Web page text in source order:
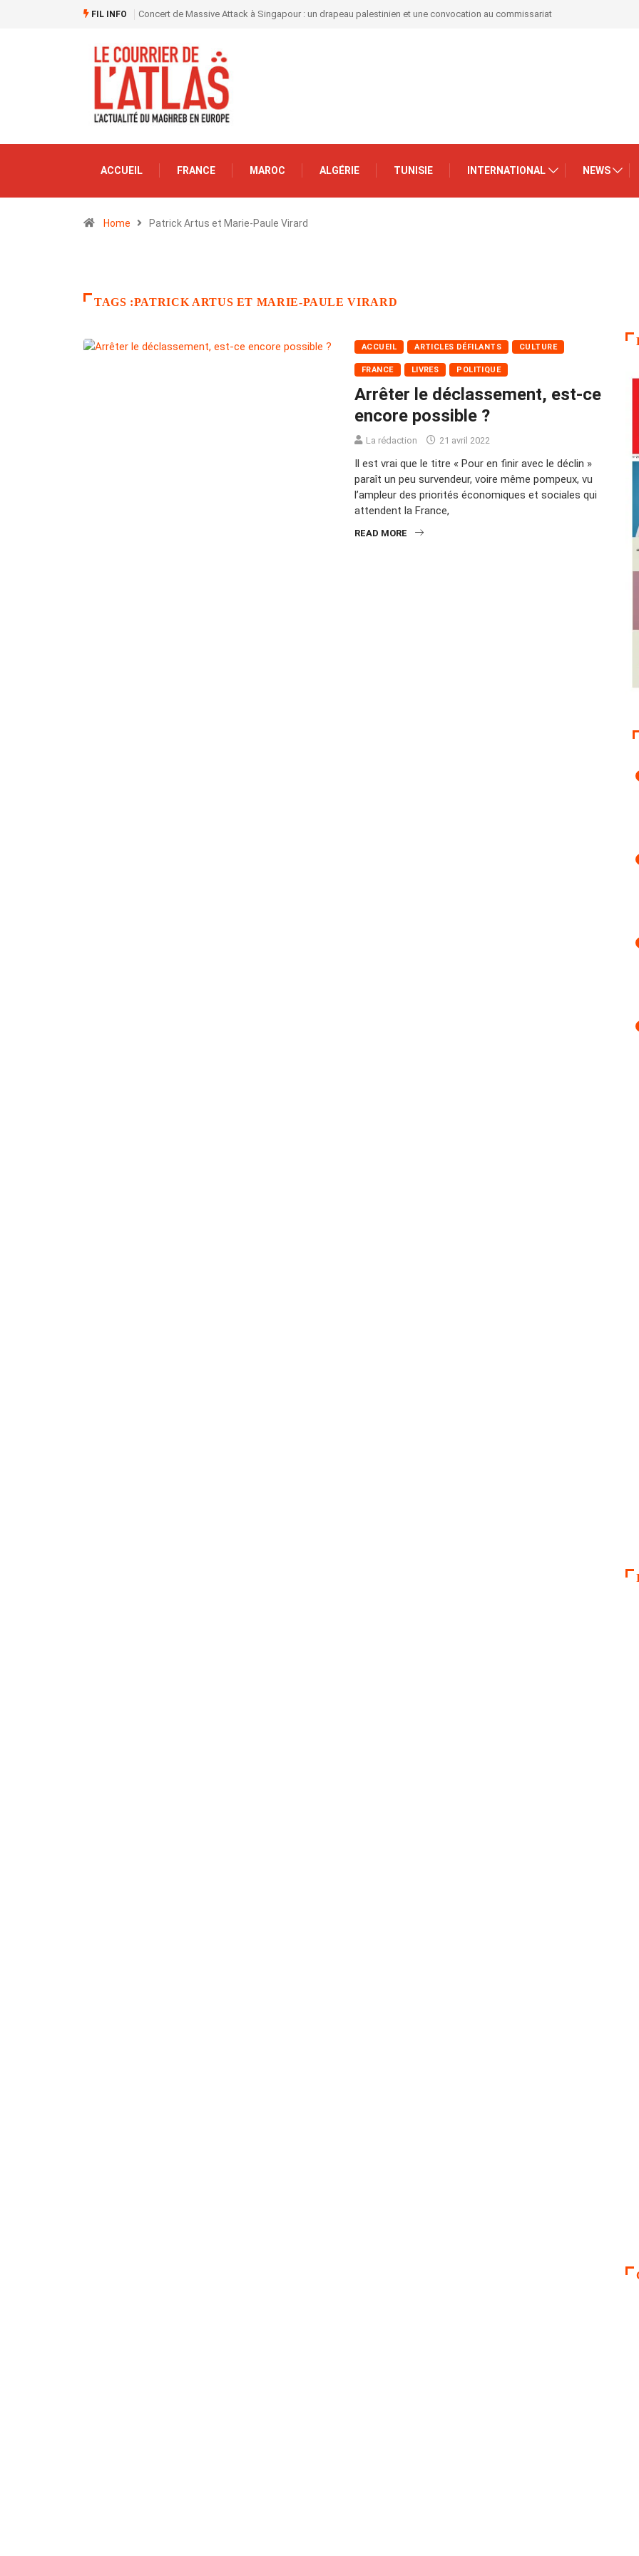
FIL INFO Concert de Massive Attack à Singapour : un drapeau palestinien et une convocation au commissariat
ACCUEIL FRANCE MAROC ALGÉRIE TUNISIE INTERNATIONAL NEWS
Home Patrick Artus et Marie-Paule Virard
TAGS :PATRICK ARTUS ET MARIE-PAULE VIRARD
ACCUEIL ARTICLES DÉFILANTS CULTURE
FRANCE LIVRES POLITIQUE
Arrêter le déclassement, est-ce
encore possible ?
La rédaction 21 avril 2022
Il est vrai que le titre « Pour en finir avec le déclin »
paraît un peu survendeur, voire même pompeux, vu
l’ampleur des priorités économiques et sociales qui
attendent la France,
READ MORE